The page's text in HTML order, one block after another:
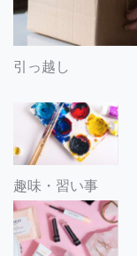
引っ越し
趣味・習い事